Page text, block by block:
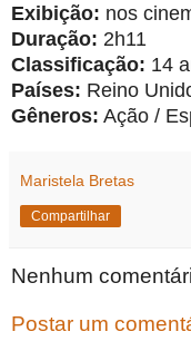
Exibição: nos
Duração: 2h11
Classificação: 14
Países: Reino
Gêneros: Ação /
Maristela Bretas
Compartilhar
Nenhum
Postar um